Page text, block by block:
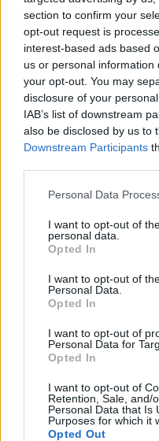
section to confirm your
opt-out request is
interest-based ads based
us or personal
your opt-out. You may
disclosure of your
IAB’s list of downstream
also be disclosed by us to
Downstream Participants
Please note that this
not limited to your visit or
grant or deny consent to
use your data for below
consent section.
Personal Data
I want to opt-out of
personal data.
Opted In
I want to opt-out of
Personal Data.
Opted In
I want to opt-out of
Personal Data for
Opted In
I want to opt-out of
Retention, Sale, and/
Personal Data that Is
Purposes for which it
Opted Out
Staff
Continua a